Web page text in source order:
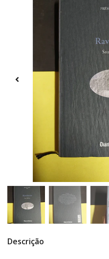
Descrição